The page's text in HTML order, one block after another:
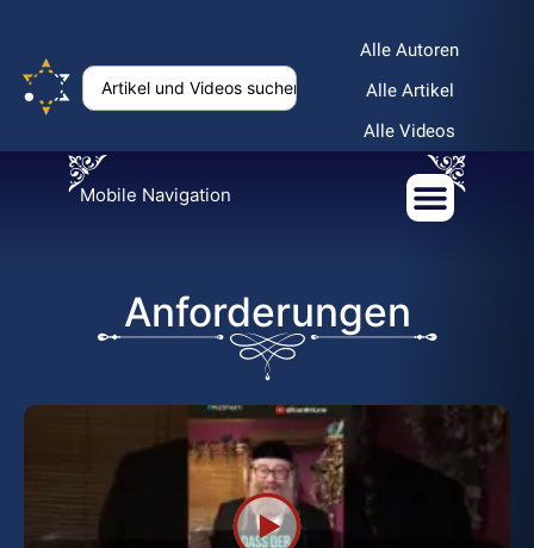
Alle Autoren
Alle Artikel
Alle Videos
Mobile Navigation
Anforderungen